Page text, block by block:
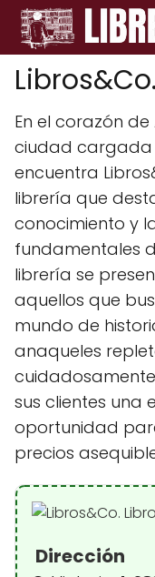
En el corazón
ciudad cargada
encuentra
librería que
conocimiento y
fundamentales
librería se
aquellos que
mundo de
anaqueles
sus clientes una
oportunidad
precios
Dirección